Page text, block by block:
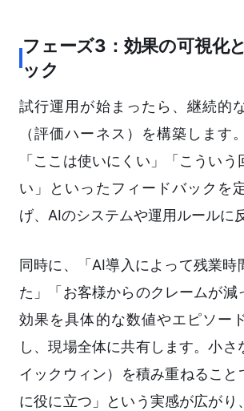
フェーズ3：効果の可視化
ック
試行運用が始まったら、継続的
（評価ハーネス）を構築します
「ここは使いにくい」「こういう
い」といったフィードバックを
げ、AIのシステムや運用ルールに
同時に、「AI導入によって残業時
た」「お客様からのクレームが減
効果を具体的な数値やエピソー
し、現場全体に共有します。小さ
イックウィン）を積み重ねること
に役に立つ」という実感が広がり